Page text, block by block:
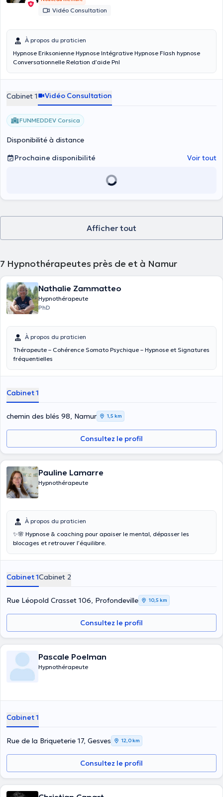
Vidéo Consultation
À propos du praticien
Hypnose Eriksonienne Hypnose Intégrative Hypnose Flash hypnose
Conversationnelle Relation d’aide Pnl
Cabinet 1 Vidéo Consultation
FUNMEDDEV Corsica
Disponibilité à distance
Prochaine disponibilité
Voir tout
Afficher tout
7 Hypnothérapeutes près de et à Namur
Nathalie Zammatteo
Hypnothérapeute
PhD
À propos du praticien
Thérapeute – Cohérence Somato Psychique – Hypnose et Signatures
fréquentielles
Cabinet 1
chemin des blés 98, Namur 1,5 km
Consultez le profil
Pauline Lamarre
Hypnothérapeute
À propos du praticien
✨️🌸 Hypnose & coaching pour apaiser le mental, dépasser les
blocages et retrouver l’équilibre.
Cabinet 1Cabinet 2
Rue Léopold Crasset 106, Profondeville 10,5 km
Consultez le profil
Pascale Poelman
Hypnothérapeute
Cabinet 1
Rue de la Briqueterie 17, Gesves 12,0 km
Consultez le profil